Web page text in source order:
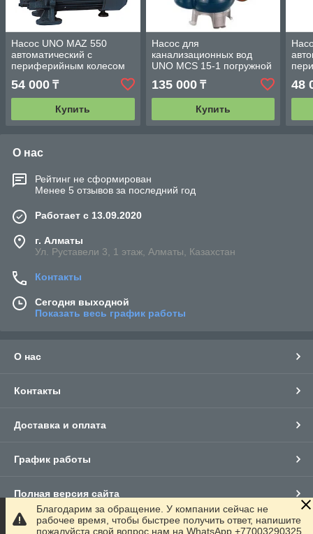
Насос UNO MAZ 550
автоматический с
периферийным колесом
54 000 ₸
Купить
Насос для
канализационных вод
UNO MCS 15-1 погружной
с двухканальным колесом
135 000₸
Купить
48
О нас
Рейтинг не сформирован
Менее 5 отзывов за последний год
Работает с 13.09.2020
г. Алматы
Ул. Руставели 3, 1 этаж, Алматы, Казахстан
Контакты
Сегодня выходной
Показать весь график работы
О нас
Контакты
Доставка и оплата
График работы
Полная версия сайта
Сайт создан на маркетплейсеSatu.kz
Благодарим за обращение. У компании сейчас не
рабочее время, чтобы быстрее получить ответ, напишите
пожалуйста свой вопрос нам на WhatsApp +77003290325